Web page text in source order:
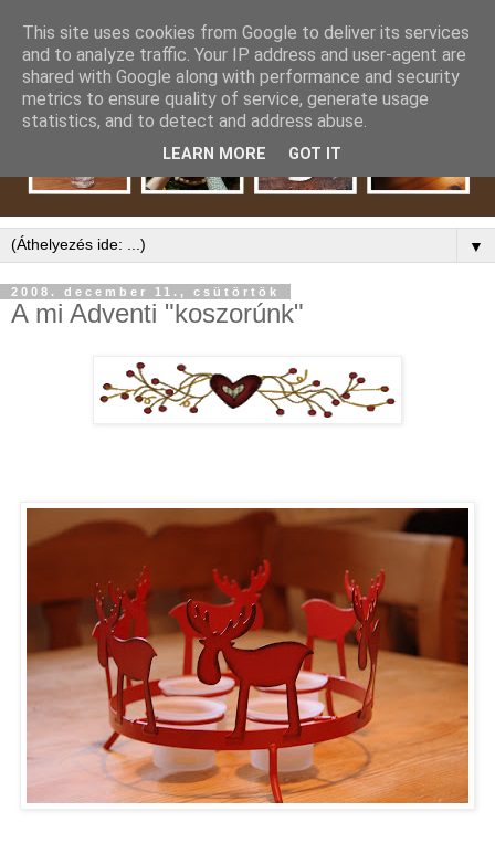
▼
2008. december 11., csütörtök
A mi Adventi "koszorúnk"
This site uses cookies from Google to deliver its services
and to analyze traffic. Your IP address and user-agent are
shared with Google along with performance and security
metrics to ensure quality of service, generate usage
statistics, and to detect and address abuse.
LEARN MORE GOT IT